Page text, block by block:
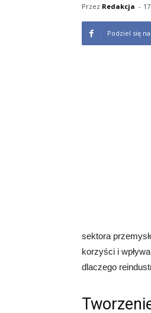
Przez Redakcja -
Podziel się
sektora
korzyści i
dlaczego